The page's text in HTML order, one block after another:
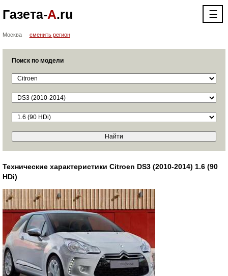
Газета-А.ru ☰
Москва сменить регион
Поиск по модели
Технические характеристики Citroen DS3 (2010-2014) 1.6 (90
HDi)